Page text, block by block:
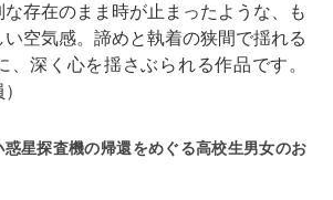
存在のまま時が止まったような、も
い空気感。諦めと執着の狭間で揺れる
、深く心を揺さぶられる作品です。
惑星探査機の帰還をめぐる高校生男女のお